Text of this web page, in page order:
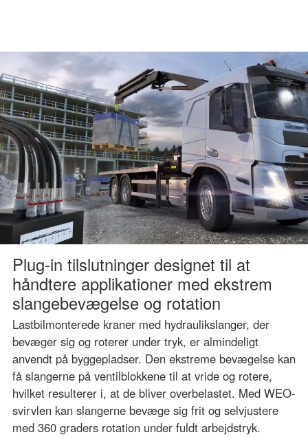
Plug-in tilslutninger designet til at
håndtere applikationer med ekstrem
slangebevægelse og rotation
Lastbilmonterede kraner med hydraulikslanger, der
bevæger sig og roterer under tryk, er almindeligt
anvendt på byggepladser. Den ekstreme bevægelse kan
få slangerne på ventilblokkene til at vride og rotere,
hvilket resulterer i, at de bliver overbelastet. Med WEO-
svirvlen kan slangerne bevæge sig frit og selvjustere
med 360 graders rotation under fuldt arbejdstryk.